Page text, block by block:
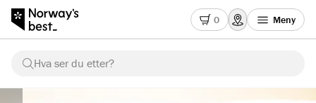
0 Meny
Hva ser du etter?